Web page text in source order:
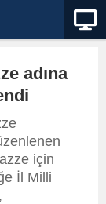
adına
için
İl Milli